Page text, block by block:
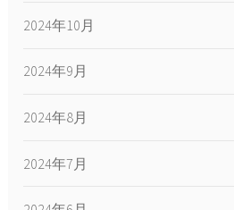
2024年10月
2024年9月
2024年8月
2024年7月